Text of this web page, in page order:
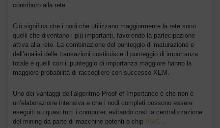
contributo alla rete.
Ciò significa che i nodi che utilizzano maggiormente la rete sono
quelli che diventano i più importanti, favorendo la partecipazione
attiva alla rete. La combinazione del punteggio di maturazione e
dell’analisi delle transazioni costituisce il punteggio di importanza
totale e quelli con il punteggio di importanza maggiore hanno la
maggiore probabilità di raccogliere con successo XEM.
Uno dei vantaggi dell’algoritmo Proof of Importance è che non è
un’elaborazione intensiva e che i nodi completi possono essere
eseguiti su quasi tutti i computer, evitando così la centralizzazione
del mining da parte di macchine potenti o chip ASIC .